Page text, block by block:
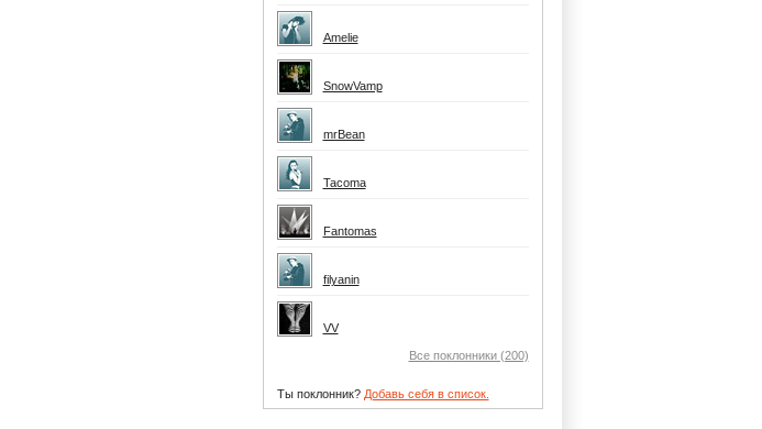
Amelie
SnowVamp
mrBean
Tacoma
Fantomas
filyanin
VV
Все поклонники (200)
Ты поклонник? Добавь себя в список.